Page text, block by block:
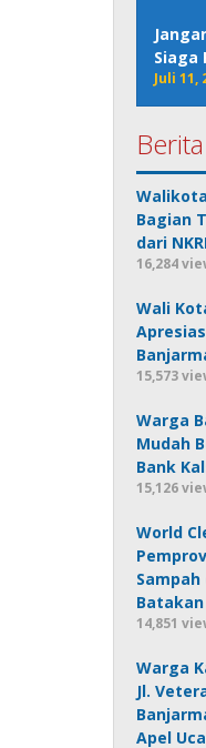
Siaga
Juli 11,
Bagian
dari
16,284
Wali
15,573
Warga
Mudah
Bank
15,126
World
Batakan
14,851
Warga
Jl.
Apel